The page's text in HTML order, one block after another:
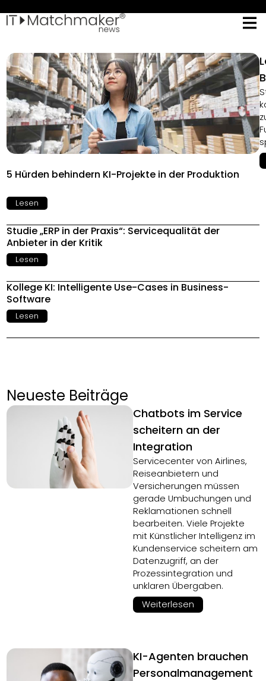
5 Hürden behindern KI-Projekte in der Produktion
Lesen
Studie „ERP in der Praxis“: Servicequalität der
Anbieter in der Kritik
Lesen
Kollege KI: Intelligente Use-Cases in Business-
Software
Lesen
Neueste Beiträge
Chatbots im Service
scheitern an der
Integration
Servicecenter von Airlines,
Reiseanbietern und
Versicherungen müssen
gerade Umbuchungen und
Reklamationen schnell
bearbeiten. Viele Projekte
mit Künstlicher Intelligenz im
Kundenservice scheitern am
Datenzugriff, an der
Prozessintegration und
unklaren Übergaben.
Weiterlesen
KI-Agenten brauchen
Personalmanagement